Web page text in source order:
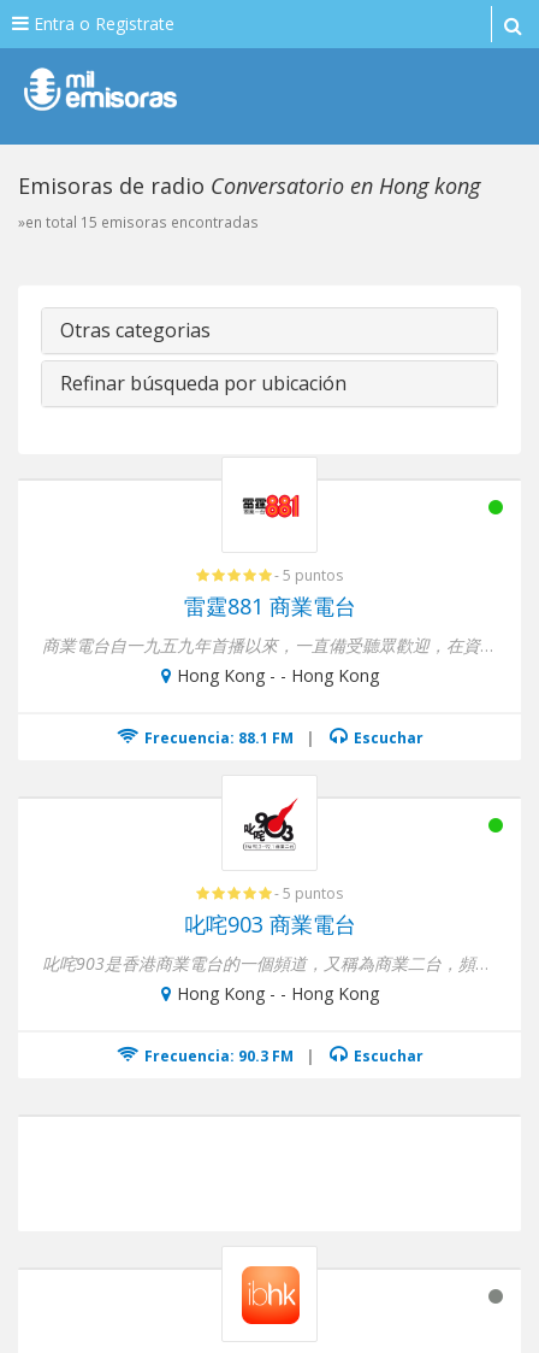
Entra o Registrate
Emisoras de radio Conversatorio en Hong kong
»en total 15 emisoras encontradas
Otras categorias
Refinar búsqueda por ubicación
- 5 puntos
雷霆881 商業電台
商業電台自一九五九年首播以來，一直備受聽眾歡迎，在資訊、時事及娛樂三方面為香...
Hong Kong - - Hong Kong
Frecuencia: 88.1 FM | Escuchar
- 5 puntos
叱咤903 商業電台
叱咤903是香港商業電台的一個頻道，又稱為商業二台，頻率為FM 90.3-92.1MHz。頻道以青年...
Hong Kong - - Hong Kong
Frecuencia: 90.3 FM | Escuchar